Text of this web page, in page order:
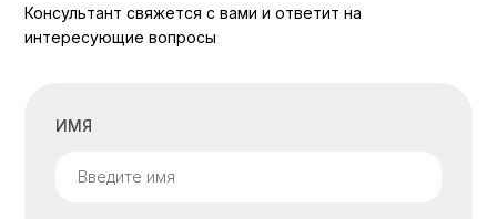
Консультант свяжется с вами и ответит на
интересующие вопросы
ИМЯ